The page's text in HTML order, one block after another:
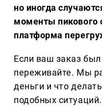
но иногда
моменты пикового
платформа
Если ваш заказ
переживайте. Мы
деньги и что
подобных ситуаций.